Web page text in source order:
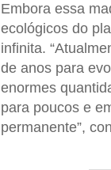
Embora essa
ecológicos do
infinita.
de anos para
enormes
para poucos e
permanente”,